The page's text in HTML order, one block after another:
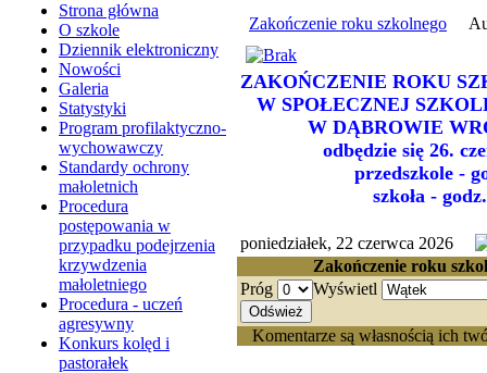
Strona główna
O szkole
Dziennik elektroniczny
Nowości
Galeria
Statystyki
Program profilaktyczno-
wychowawczy
Standardy ochrony
małoletnich
Procedura
postępowania w
przypadku podejrzenia
krzywdzenia
małoletniego
Procedura - uczeń
agresywny
Konkurs kolęd i
pastorałek
Zakończenie roku szkolnego
ZAKOŃCZENIE ROKU
W SPOŁECZNEJ
W DĄBROWIE
odbędzie się 26.
przedszkole -
szkoła -
poniedziałek, 22 czerwca 2026
Zakończenie roku
Próg
Wyświetl
Komentarze są własnością ich